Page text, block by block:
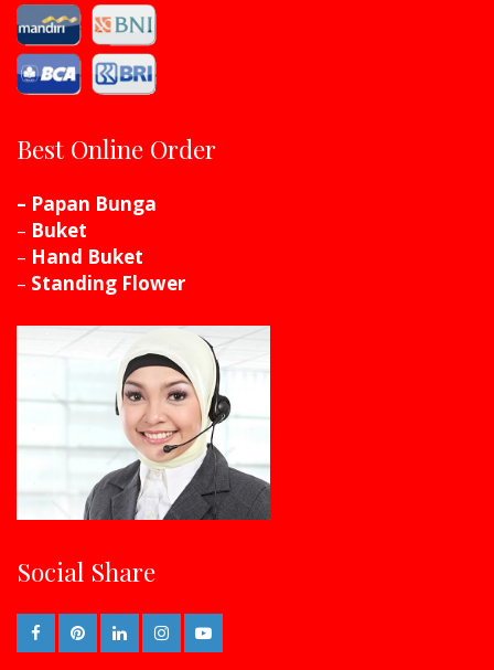
Best Online Order
– Papan Bunga
– Buket
– Hand Buket
– Standing Flower
Social Share